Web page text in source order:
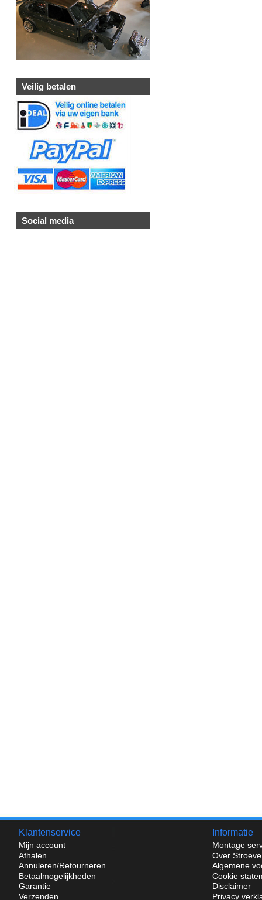
Veilig betalen
Social media
Klantenservice
Mijn account
Afhalen
Annuleren/Retourneren
Betaalmogelijkheden
Garantie
Verzenden
Informatie
Montage
Over
Algemene
Cookie
Disclaimer
Privacy